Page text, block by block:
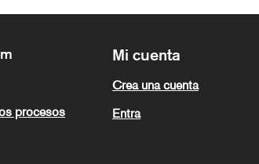
procesos
Mi cuenta
Crea una cuenta
Entra